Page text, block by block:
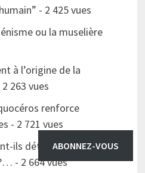
- 2 425 vues
ou la muselière
à l’origine de la
2 263 vues
renforce
- 2 721 vues
ils détruire notre
- 2 664 vues
ABONNEZ-VOUS